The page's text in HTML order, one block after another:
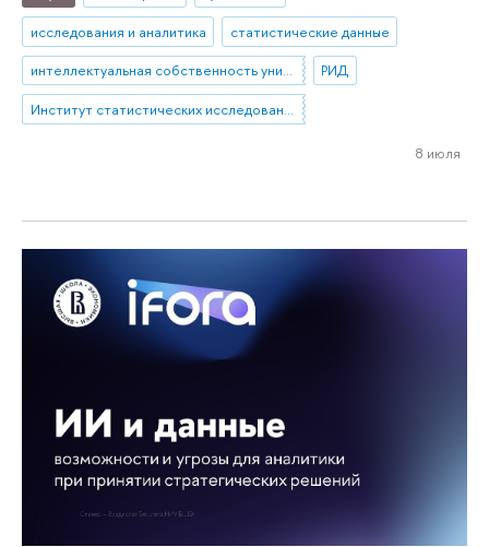
исследования и аналитика
статистические данные
интеллектуальная собственность университетов
РИД
Институт статистических исследований и экономики знаний
8 июля